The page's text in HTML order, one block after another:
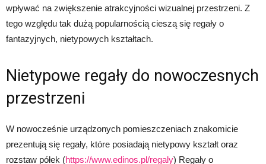
wpływać na zwiększenie atrakcyjności wizualnej przestrzeni. Z
tego względu tak dużą popularnością cieszą się regały o
fantazyjnych, nietypowych kształtach.
Nietypowe regały do nowoczesnych
przestrzeni
W nowocześnie urządzonych pomieszczeniach znakomicie
prezentują się regały, które posiadają nietypowy kształt oraz
rozstaw półek (https://www.edinos.pl/regaly) Regały o